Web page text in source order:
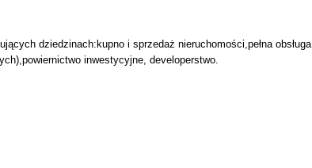
dziedzinach:kupno i sprzedaż nieruchomości,pełna obsługa
inwestycyjne, developerstwo.